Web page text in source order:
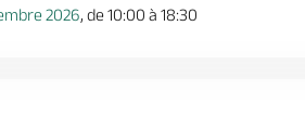
2026, de 10:00 à 18:30